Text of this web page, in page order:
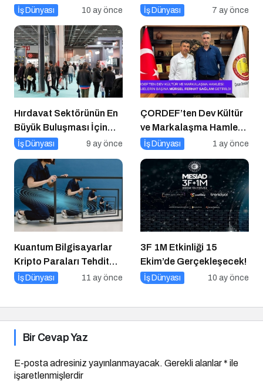
Sayım!
İş Dünyası 10 ay önce
Torbaoğlu’na Anlamlı
İş Dünyası 7 ay önce
Hırdavat Sektörünün En
Büyük Buluşması İçin
İstanbul Hazır!
İş Dünyası 9 ay önce
ÇORDEF’ten Dev Kültür
ve Markalaşma Hamlesi:
Projelerin Başına Mürsel
İş Dünyası 1 ay önce
Kuantum Bilgisayarlar
Kripto Paraları Tehdit
Eder mi?
İş Dünyası 11 ay önce
3F 1M Etkinliği 15
Ekim’de Gerçekleşecek!
İş Dünyası 10 ay önce
Bir Cevap Yaz
E-posta adresiniz yayınlanmayacak. Gerekli alanlar* ile
işaretlenmişlerdir